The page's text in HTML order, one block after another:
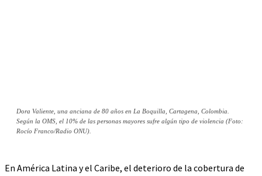
Dora Valiente, una anciana de 80 años en La Boquilla, Cartagena, Colombia.
Según la OMS, el 10% de las personas mayores sufre algún tipo de violencia (Foto:
Rocío Franco/Radio ONU).
En América Latina y el Caribe, el deterioro de la cobertura de